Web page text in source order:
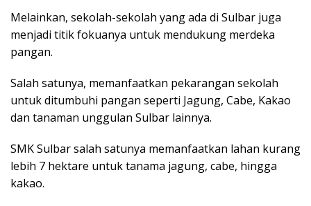
Melainkan, sekolah-sekolah yang ada di Sulbar juga
menjadi titik fokuanya untuk mendukung merdeka
pangan.
Salah satunya, memanfaatkan pekarangan sekolah
untuk ditumbuhi pangan seperti Jagung, Cabe, Kakao
dan tanaman unggulan Sulbar lainnya.
SMK Sulbar salah satunya memanfaatkan lahan kurang
lebih 7 hektare untuk tanama jagung, cabe, hingga
kakao.